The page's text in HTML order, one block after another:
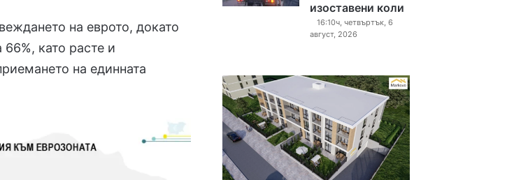
на еврото, докато
като расте и
на единната
изоставени коли
16:10ч, четвъртък, 6
август, 2026